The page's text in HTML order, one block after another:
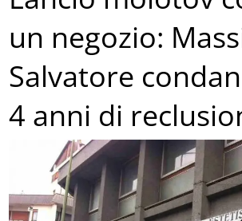
un negozio:
Salvatore
4 anni di